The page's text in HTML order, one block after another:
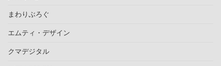
まわりぶろぐ
エムティ・デザイン
クマデジタル